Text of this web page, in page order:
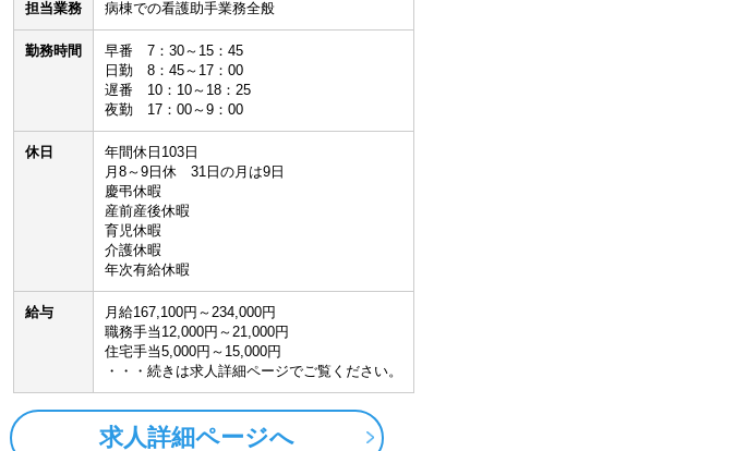
担当業務 病棟での看護助手業務全般
勤務時間
早番 7：30～15：45
日勤 8：45～17：00
遅番 10：10～18：25
夜勤 17：00～9：00
休日
年間休日103日
月8～9日休 31日の月は9日
慶弔休暇
産前産後休暇
育児休暇
介護休暇
年次有給休暇
給与
月給167,100円～234,000円
職務手当12,000円～21,000円
住宅手当5,000円～15,000円
・・・続きは求人詳細ページでご覧ください。
求人詳細ページへ